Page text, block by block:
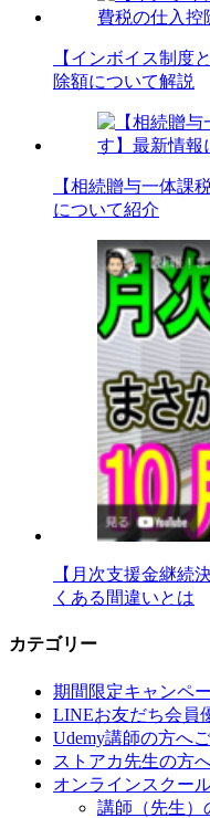
【インボイス制度
除額について解説
【相続贈与一体課
について紹介
【月次支援金継続
くある間違いとは
カテゴリー
期間限定キャンペ
LINEお友だち会員
Udemy講師の方へ
ストアカ先生の方
オンラインスクー
講師（先生）